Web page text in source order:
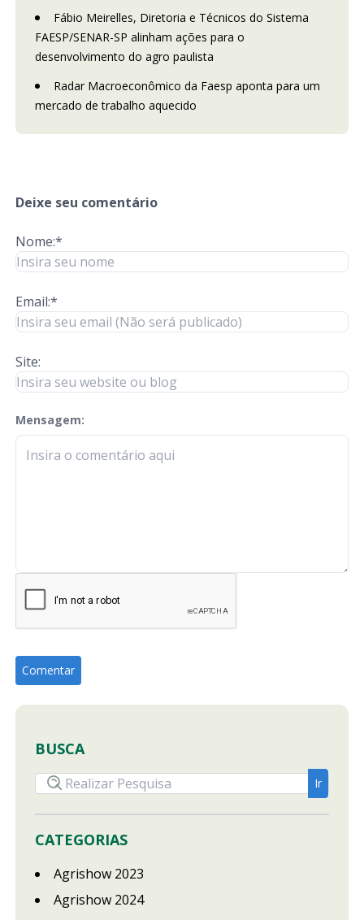
Fábio Meirelles, Diretoria e Técnicos do Sistema
FAESP/SENAR-SP alinham ações para o
desenvolvimento do agro paulista
Radar Macroeconômico da Faesp aponta para um
mercado de trabalho aquecido
Deixe seu comentário
Nome:*
Email:*
Site:
Mensagem:
check-terms
BUSCA
CATEGORIAS
Agrishow 2023
Agrishow 2024